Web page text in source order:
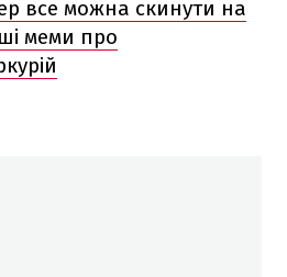
все можна скинути на
меми про